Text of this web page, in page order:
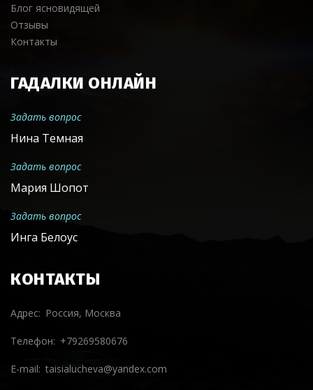
Блог ясновидящей
Отзывы
Контакты
ГАДАЛКИ ОНЛАЙН
Задать вопрос
Нина Темная
Задать вопрос
Мария Шопот
Задать вопрос
Инга Белоус
КОНТАКТЫ
Адрес Россия, Москва
Телефон +79269580676
E-mail taisialucheva@yandex.com